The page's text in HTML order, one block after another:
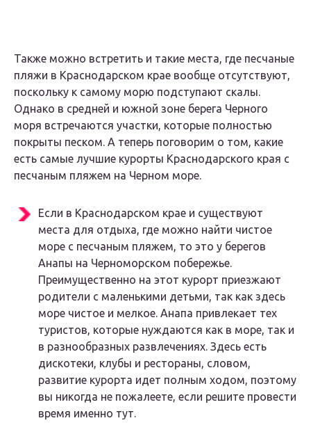
Также можно встретить и такие места, где песчаные
пляжи в Краснодарском крае вообще отсутствуют,
поскольку к самому морю подступают скалы.
Однако в средней и южной зоне берега Черного
моря встречаются участки, которые полностью
покрыты песком. А теперь поговорим о том, какие
есть самые лучшие курорты Краснодарского края с
песчаным пляжем на Черном море.
Если в Краснодарском крае и существуют
места для отдыха, где можно найти чистое
море с песчаным пляжем, то это у берегов
Анапы на Черноморском побережье.
Преимущественно на этот курорт приезжают
родители с маленькими детьми, так как здесь
море чистое и мелкое. Анапа привлекает тех
туристов, которые нуждаются как в море, так и
в разнообразных развлечениях. Здесь есть
дискотеки, клубы и рестораны, словом,
развитие курорта идет полным ходом, поэтому
вы никогда не пожалеете, если решите провести
время именно тут.